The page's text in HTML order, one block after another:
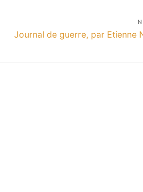
Next
Journal de guerre, par Etienne